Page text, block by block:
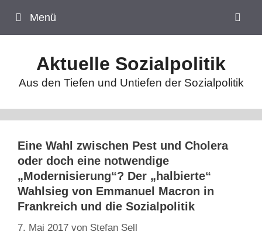
Inhalt
springen
Menü
Aktuelle Sozialpolitik
Aus den Tiefen und Untiefen der Sozialpolitik
Eine Wahl zwischen Pest und Cholera
oder doch eine notwendige
„Modernisierung“? Der „halbierte“
Wahlsieg von Emmanuel Macron in
Frankreich und die Sozialpolitik
7. Mai 2017 von Stefan Sell